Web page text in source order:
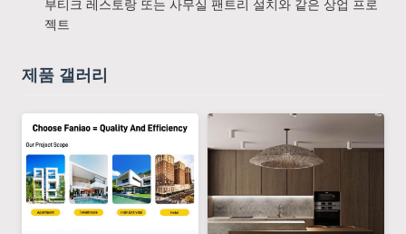
부티크 레스토랑 또는 사무실 팬트리 설치와 같은 상업 프로
젝트
제품 갤러리